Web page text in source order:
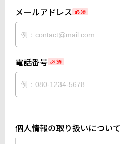
メールアドレス 必 須
電話番号 必 須
個人情報の取り扱いについて